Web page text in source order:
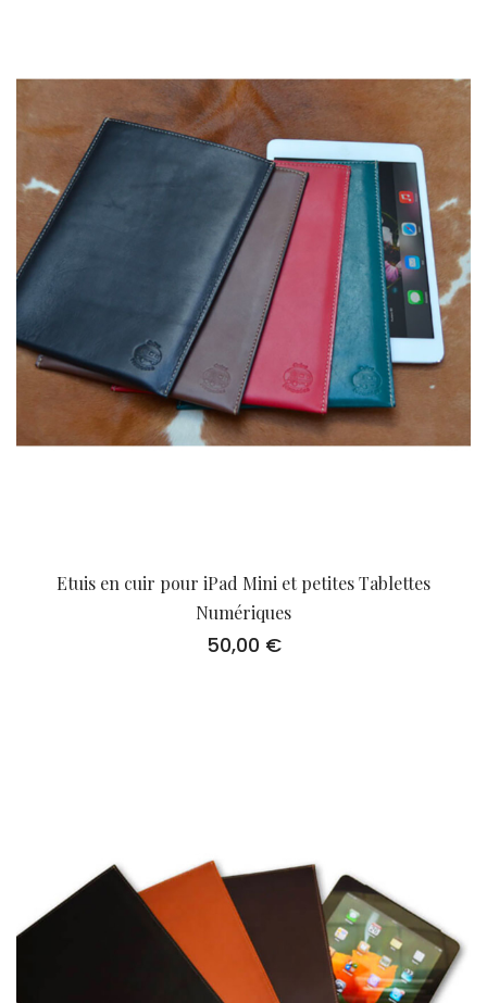
Etuis en cuir pour iPad Mini et petites Tablettes
Numériques
50,00 €